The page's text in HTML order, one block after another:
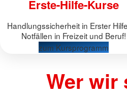
Erste-Hilfe-Kurse
Handlungssicherheit in Erster
Notfällen in Freizeit und Beruf!
zum Kursprogramm
Wer wir